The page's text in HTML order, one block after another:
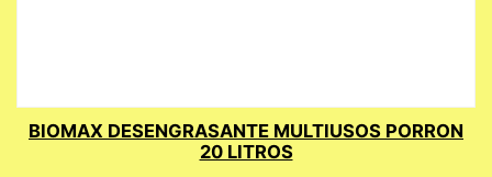
BIOMAX DESENGRASANTE MULTIUSOS PORRON
20 LITROS